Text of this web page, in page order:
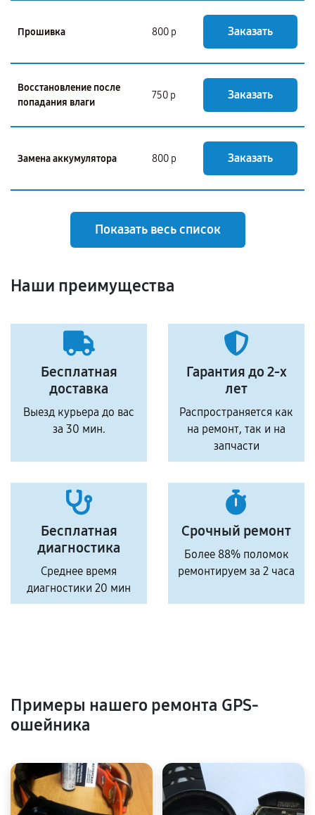
Прошивка 800 р Заказать
Восстановление после
попадания влаги
750 р Заказать
Замена аккумулятора 800 р Заказать
Показать весь список
Наши преимущества
Бесплатная
доставка
Выезд курьера до вас
за 30 мин.
Гарантия до 2-х
лет
Распространяется как
на ремонт, так и на
запчасти
Бесплатная
диагностика
Среднее время
диагностики 20 мин
Срочный ремонт
Более 88% поломок
ремонтируем за 2 часа
Примеры нашего ремонта GPS-
ошейника